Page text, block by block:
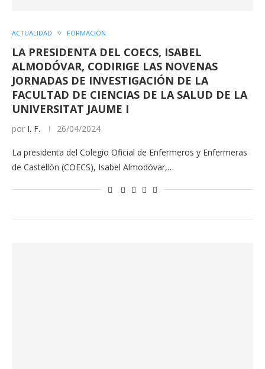
ACTUALIDAD FORMACIÓN
LA PRESIDENTA DEL COECS, ISABEL
ALMODÓVAR, CODIRIGE LAS NOVENAS
JORNADAS DE INVESTIGACIÓN DE LA
FACULTAD DE CIENCIAS DE LA SALUD DE LA
UNIVERSITAT JAUME I
por I. F. 26/04/2024
La presidenta del Colegio Oficial de Enfermeros y Enfermeras
de Castellón (COECS), Isabel Almodóvar,…